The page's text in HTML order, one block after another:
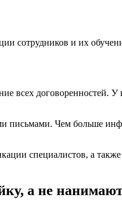
сотрудников и их
всех договоренностей. У
письмами. Чем больше
специалистов, а
а не